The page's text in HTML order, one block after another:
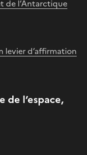
de l’Antarctique
levier d’affirmation
de l’espace,